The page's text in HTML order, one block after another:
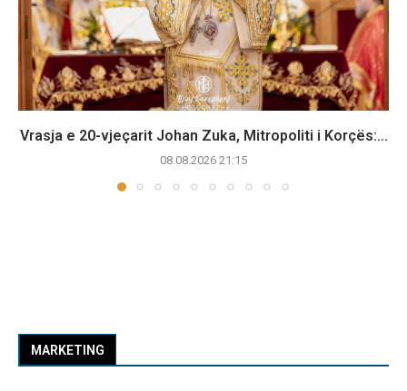
Vrasja e 20-vjeçarit Johan Zuka, Mitropoliti i Korçës:...
08.08.2026 21:15
MARKETING